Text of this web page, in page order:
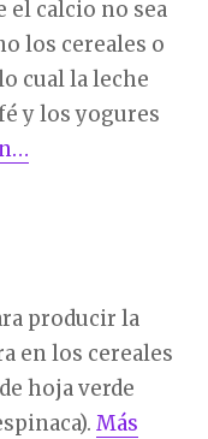
el calcio no sea
los cereales o
cual la leche
y los yogures
producir la
en los cereales
hoja verde
Más